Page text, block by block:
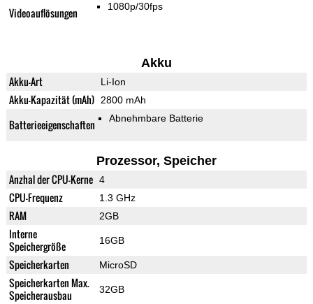
Videoauflösungen 1080p/30fps
Akku
Akku-Art Li-Ion
Akku-Kapazität (mAh) 2800 mAh
Batterieeigenschaften Abnehmbare Batterie
Prozessor, Speicher
Anzhal der CPU-Kerne 4
CPU-Frequenz 1.3 GHz
RAM 2GB
Interne
Speichergröße
16GB
Speicherkarten MicroSD
Speicherkarten Max.
Speicherausbau
32GB